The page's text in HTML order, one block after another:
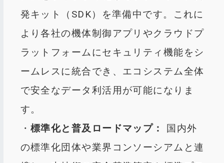
発キット（SDK）を準備中です。これに
より各社の機体制御アプリやクラウドプ
ラットフォームにセキュリティ機能をシ
ームレスに統合でき、エコシステム全体
で安全なデータ利活用が可能になりま
す。
・標準化と普及ロードマップ：
国内外
の標準化団体や業界コンソーシアムと連